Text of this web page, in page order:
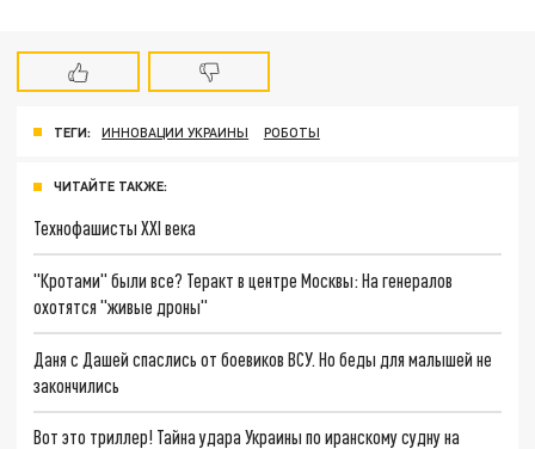
ТЕГИ: ИННОВАЦИИ УКРАИНЫ РОБОТЫ
ЧИТАЙТЕ ТАКЖЕ:
Технофашисты XXI века
"Кротами" были все? Теракт в центре Москвы: На генералов
охотятся "живые дроны"
Даня с Дашей спаслись от боевиков ВСУ. Но беды для малышей не
закончились
Вот это триллер! Тайна удара Украины по иранскому судну на